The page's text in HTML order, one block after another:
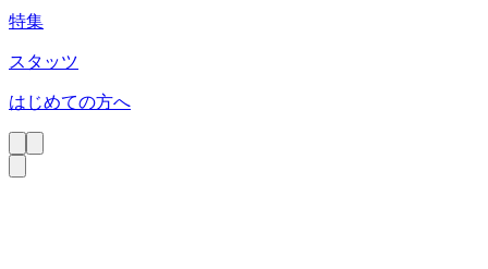
特集
スタッツ
はじめての方へ